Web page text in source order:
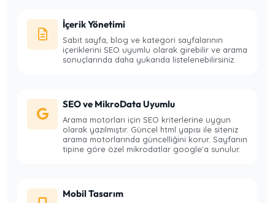
İçerik Yönetimi
Sabit sayfa, blog ve kategori sayfalarının
içeriklerini SEO uyumlu olarak girebilir ve arama
sonuçlarında daha yukarıda listelenebilirsiniz.
SEO ve MikroData Uyumlu
Arama motorları için SEO kriterlerine uygun
olarak yazılmıştır. Güncel html yapısı ile siteniz
arama motorlarında güncelliğini korur. Sayfanın
tipine göre özel mikrodatlar google'a sunulur.
Mobil Tasarım